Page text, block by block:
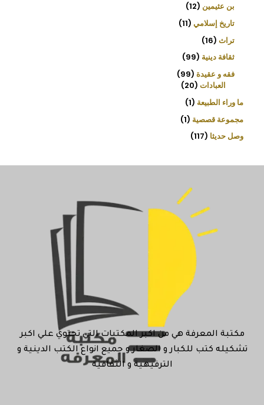
بن عثيمين 12
تاريخ إسلامي 11
تراث 16
ثقافة دينية 99
فقه و عقيدة 99
العبادات 20
ما وراء الطبيعة 1
مجموعة قصصية 1
وصل حديثا 117
مكتبة المعرفة هي من اكبر المكتبات التي تحتوي علي اكبر
تشكيله كتب للكبار و الصغار و جميع انواع الكتب الدينية و
الترفيهية و الثقافية